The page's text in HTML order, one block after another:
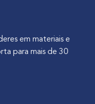
em materiais e
para mais de 30